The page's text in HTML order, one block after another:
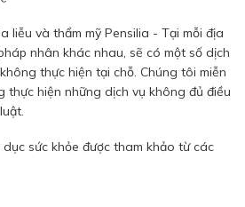
liễu và thẩm mỹ Pensilia - Tại mỗi địa
nhân khác nhau, sẽ có một số dịch
thực hiện tại chỗ. Chúng tôi miễn
thực hiện những dịch vụ không đủ điều
sức khỏe được tham khảo từ các